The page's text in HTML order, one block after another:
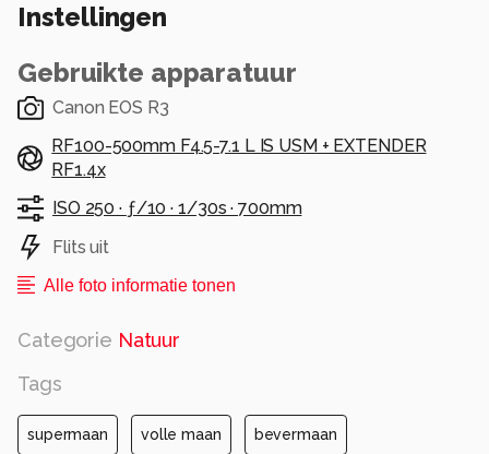
Instellingen
Gebruikte apparatuur
Canon EOS R3
RF100-500mm F4.5-7.1 L IS USM + EXTENDER
RF1.4x
ISO 250 · ƒ/10 · 1/30s ·700mm
Flits uit
Alle foto informatie tonen
Categorie Natuur
Tags
supermaan volle maan bevermaan